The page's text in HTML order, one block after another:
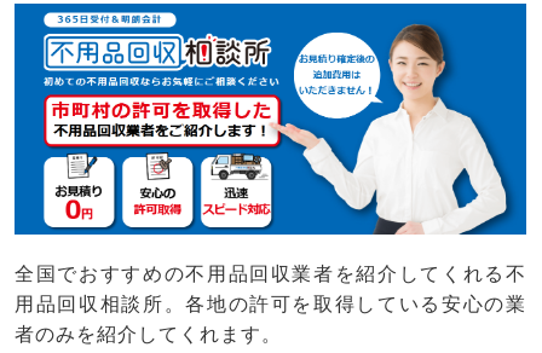
全国でおすすめの不用品回収業者を紹介してくれる不
用品回収相談所。各地の許可を取得している安心の業
者のみを紹介してくれます。